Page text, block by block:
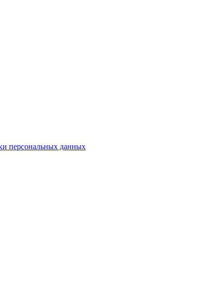
персональных данных